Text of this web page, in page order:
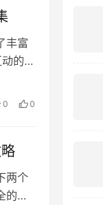
丰富
的手
该
门
0 0
两个
的时